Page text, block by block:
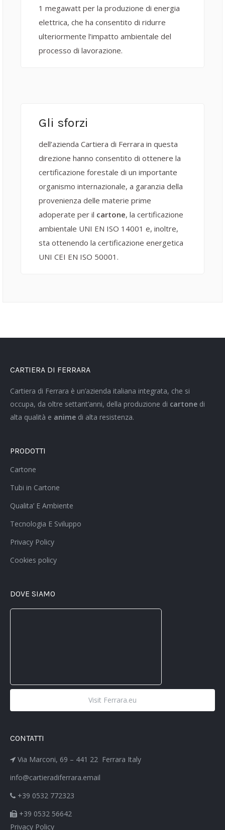
1 megawatt per la produzione di energia
elettrica, che ha consentito di ridurre
ulteriormente l’impatto ambientale del
processo di lavorazione.
Gli sforzi
dell’azienda Cartiera di Ferrara in questa
direzione hanno consentito di ottenere la
certificazione forestale di un importante
organismo internazionale, a garanzia della
provenienza delle materie prime
adoperate per il cartone, la certificazione
ambientale UNI EN ISO 14001 e, inoltre,
sta ottenendo la certificazione energetica
UNI CEI EN ISO 50001.
CARTIERA DI FERRARA
Cartiera di Ferrara è un’azienda italiana integrata, che si
occupa, da oltre settant’anni, della produzione di cartone di
alta qualità e anime di alta resistenza.
PRODOTTI
Cartone
Tubi in Cartone
Qualita’ E Ambiente
Tecnologia E Sviluppo
Privacy Policy
Cookies policy
DOVE SIAMO
Visit Ferrara.eu
CONTATTI
Via Marconi, 69 – 441 22 Ferrara Italy
info@cartieradiferrara.email
+39 0532 772323
+39 0532 56642
Privacy Policy